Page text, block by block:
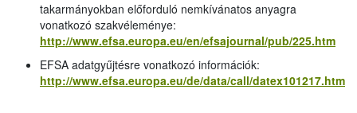
takarmányokban előforduló nemkívánatos anyagra
vonatkozó szakvéleménye:
http://www.efsa.europa.eu/en/efsajournal/pub/225.htm
EFSA adatgyűjtésre vonatkozó információk:
http://www.efsa.europa.eu/de/data/call/datex101217.htm